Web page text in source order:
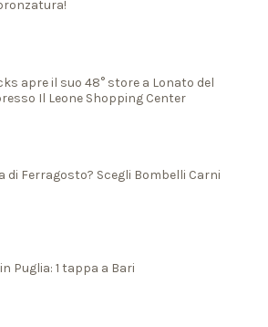
apre il suo 48° store a Lonato del
Il Leone Shopping Center
di Ferragosto? Scegli Bombelli Carni
Puglia: 1 tappa a Bari